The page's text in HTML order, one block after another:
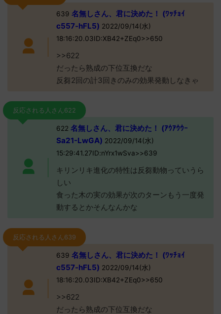
639 名無しさん、君に決めた！ (ﾜｯﾁｮｲ
c557-hFL5) 2022/09/14(水)
18:16:20.03ID:XB42+ZEq0>>650
>>622
だったら熟成の下位互換だな
反芻2回の計3回きのみの効果発動しなきゃ
反応される人さん622
622 名無しさん、君に決めた！ (ｱｳｱｳｳｰ
Sa21-LwGA) 2022/09/14(水)
15:29:41.27ID:nYrx1wSva>>639
キリンリキ進化の特性は反芻動物っていうら
しい
食った木の実の効果が次のターンもう一度発
動するとかそんなんかな
反応される人さん639
639 名無しさん、君に決めた！ (ﾜｯﾁｮｲ
c557-hFL5) 2022/09/14(水)
18:16:20.03ID:XB42+ZEq0>>650
>>622
だったら熟成の下位互換だな